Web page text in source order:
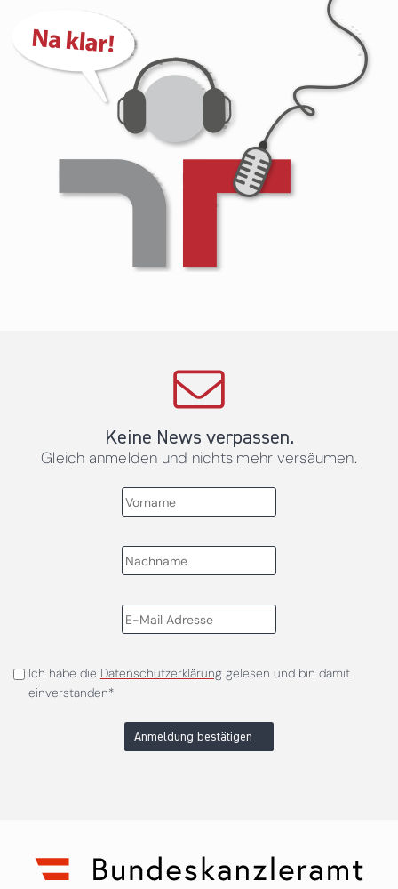
Keine News verpassen.
Gleich anmelden und nichts mehr versäumen.
Ich habe die Datenschutzerklärunggelesen und bin damit
einverstanden*
Anmeldung bestätigen